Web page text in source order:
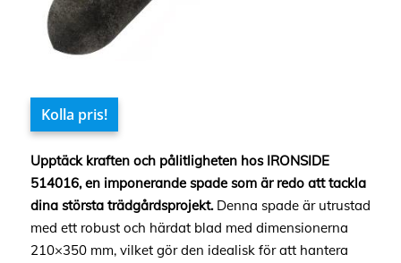
Kolla pris!
Upptäck kraften och pålitligheten hos IRONSIDE
514016, en imponerande spade som är redo att tackla
dina största trädgårdsprojekt. Denna spade är utrustad
med ett robust och härdat blad med dimensionerna
210×350 mm, vilket gör den idealisk för att hantera